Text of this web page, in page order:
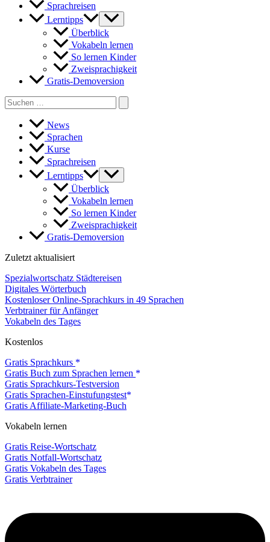
Sprachreisen
Lerntipps
Überblick
Vokabeln lernen
So lernen Kinder
Zweisprachigkeit
Gratis-Demoversion
Search
for:
News
Sprachen
Kurse
Sprachreisen
Lerntipps
Überblick
Vokabeln lernen
So lernen Kinder
Zweisprachigkeit
Gratis-Demoversion
Zuletzt aktualisiert
Spezialwortschatz Städtereisen
Digitales Wörterbuch
Kostenloser Online-Sprachkurs in 49 Sprachen
Verbtrainer für Anfänger
Vokabeln des Tages
Kostenlos
Gratis Sprachkurs
Gratis Buch zum Sprachen lernen
Gratis Sprachkurs-Testversion
Gratis Sprachen-Einstufungstest
Gratis Affiliate-Marketing-Buch
Vokabeln lernen
Gratis Reise-Wortschatz
Gratis Notfall-Wortschatz
Gratis Vokabeln des Tages
Gratis Verbtrainer